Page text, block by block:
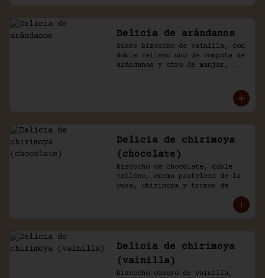
Delicia de arándanos
Suave bizcocho de vainilla, con
doble relleno uno de compota de
arándanos y otro de manjar,
Delicia de chirimoya
(chocolate)
Bizcocho de chocolate, doble
relleno, crema pastelera de la
casa, chirimoya y trozos de
Delicia de chirimoya
(vainilla)
Bizcocho casero de vainilla,